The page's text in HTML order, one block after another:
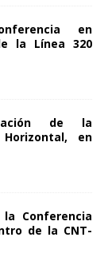
en
la Línea 320
de la
Horizontal, en
Conferencia
de la CNT-